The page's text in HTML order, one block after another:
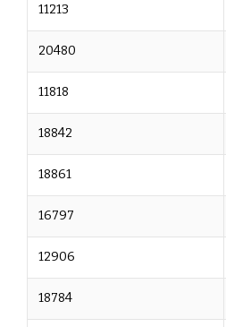
11213
20480
11818
18842
18861
16797
12906
18784